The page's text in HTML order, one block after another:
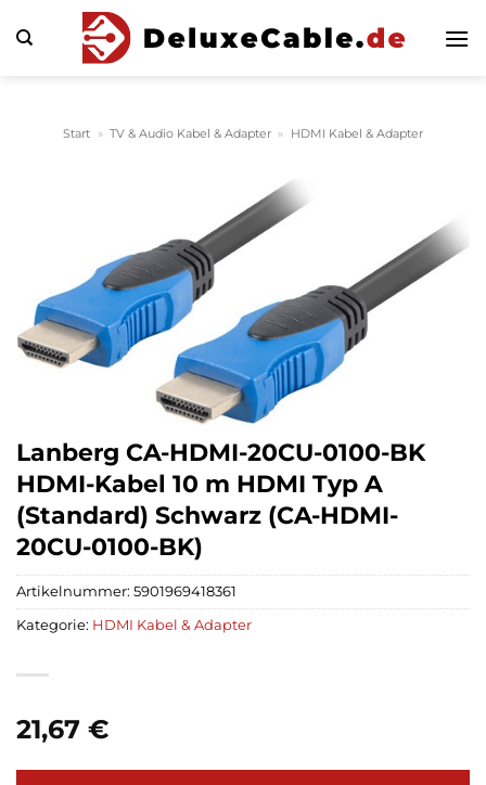
Inhalt
Start » TV & Audio Kabel & Adapter » HDMI Kabel & Adapter
Lanberg CA-HDMI-20CU-0100-BK
HDMI-Kabel 10 m HDMI Typ A
(Standard) Schwarz (CA-HDMI-
20CU-0100-BK)
21,67 €
Artikelnummer: 5901969418361
Kategorie: HDMI Kabel & Adapter